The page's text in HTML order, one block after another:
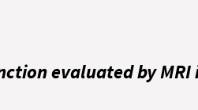
evaluated by MRI